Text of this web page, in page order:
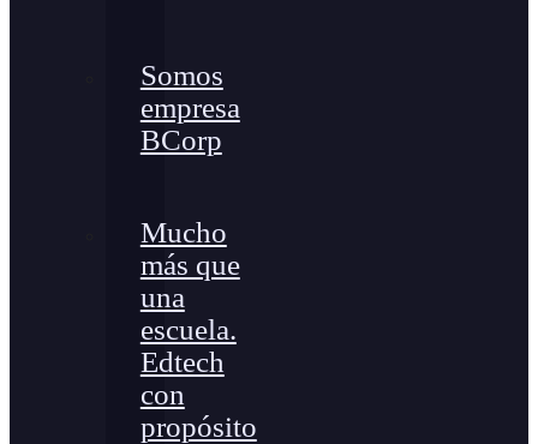
Somos
empresa
BCorp
Mucho
más que
una
escuela.
Edtech
con
propósito